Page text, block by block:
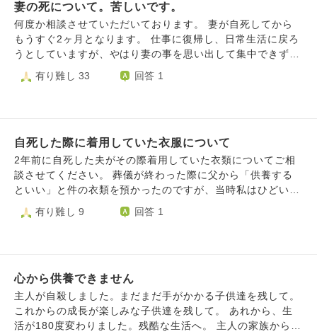
から樹木葬でお墓を作り、先日出来上がったと連絡がありま
した。心の整理がつかないのとまだおうちに置いておきたい
こともあり、一周忌に納骨を考えています。 亡くなったの
が九州だったため、こちら関西とは勝手が違い、骨拾いもご
れ、訳がわからないまま納めて連れて帰ってきたしだいで
お付き合いがないので、納骨のときだけお経をあげて頂きた
いとお願いすることは、できるのでしょうか？私は、祖父母
の家があったそばにあるお寺に、娘が亡くなるまでは何か不
安なことがあると手を合わせに行っていました。無宗教で見
質問で、本当に申し訳ありません。ただただ娘の幸せをずっ
妻の死について。苦しいです。
何度か相談させていただいております。 妻が自死してから
もうすぐ2ヶ月となります。 仕事に復帰し、日常生活に戻ろ
うとしていますが、やはり妻の事を思い出して集中できず、
夜も睡眠薬を飲んでなんとか眠っています。 こんなにも苦
しい思いをするのがわかっていれば、もっと全力で助けよう
と気付きました。 この苦しみはそんな自分に対しての罰な
のかなと思っています。 今は、毎朝毎晩仏壇と妻の遺影に
念仏をとなえています。 私も妻の実家も宗派は浄土真宗と
のことでした。 妻が亡くなるまで、自分の宗派は知っては
なかったと思いますし、もしかしたら自分の宗派すら知らな
は亡くなったときその心をもってなかったかもしれません。
残された者たちが、お祈りをすることで成仏できるのでしょ
うか。 よろしくお願いいたします。
有り難し 33 回答 1
自死した際に着用していた衣服について
2年前に自死した夫がその際着用していた衣類についてご相
談させてください。 葬儀が終わった際に父から「供養する
といい」と件の衣類を預かったのですが、当時私はひどい鬱
で動くこともままならず、結局死後2年経ってもそのまま段
ボールの中に入れたままになっています。 2ヶ月後に引っ越
り、夫の供養は棚の一角に写真(遺影ではない)と小さな骨壷
を置いてたまに合掌する形でしております。 なお、夫の墓
は彼の地元(隣県)にあり、納骨はまだされていないとのこと
です。義母はかなり錯乱しており、できれば関わりたくない
有り難し 9 回答 1
心から供養できません
主人が自殺しました。まだまだ手がかかる子供達を残して。
これからの成長が楽しみな子供達を残して。 あれから、生
活が180度変わりました。残酷な生活へ。 主人の家族からは